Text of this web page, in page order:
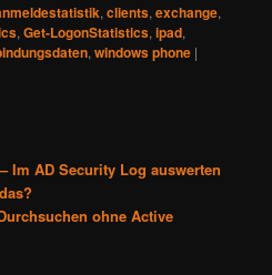
,clients,exchange,
,Get-LogonStatistics,ipad,
,windows phone |
Im AD Security Log auswerten
ohne Active